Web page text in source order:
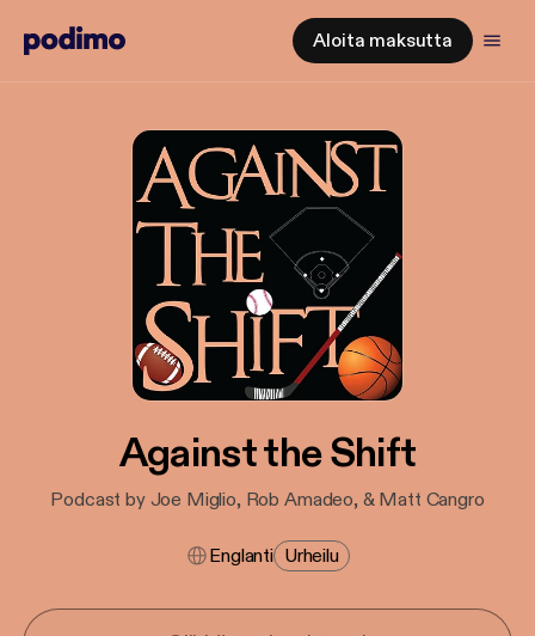
Aloita maksutta
Against the Shift
Podcast by Joe Miglio, Rob Amadeo, & Matt Cangro
Englanti Urheilu